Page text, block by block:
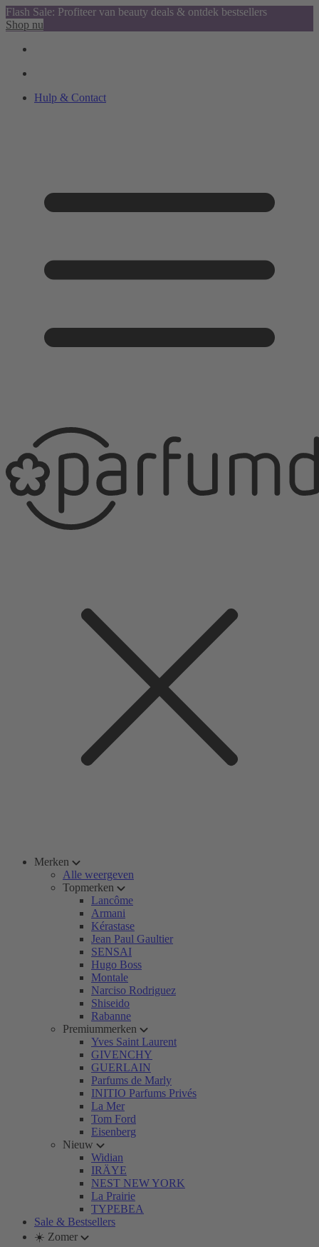
Flash Sale: Profiteer van beauty deals & ontdek bestsellers
Shop nu
Hulp & Contact
Merken
Alle weergeven
Topmerken
Lancôme
Armani
Kérastase
Jean Paul Gaultier
SENSAI
Hugo Boss
Montale
Narciso Rodriguez
Shiseido
Rabanne
Premiummerken
Yves Saint Laurent
GIVENCHY
GUERLAIN
Parfums de Marly
INITIO Parfums Privés
La Mer
Tom Ford
Eisenberg
Nieuw
Widian
IRÄYE
NEST NEW YORK
La Prairie
TYPEBEA
Sale & Bestsellers
☀️ Zomer